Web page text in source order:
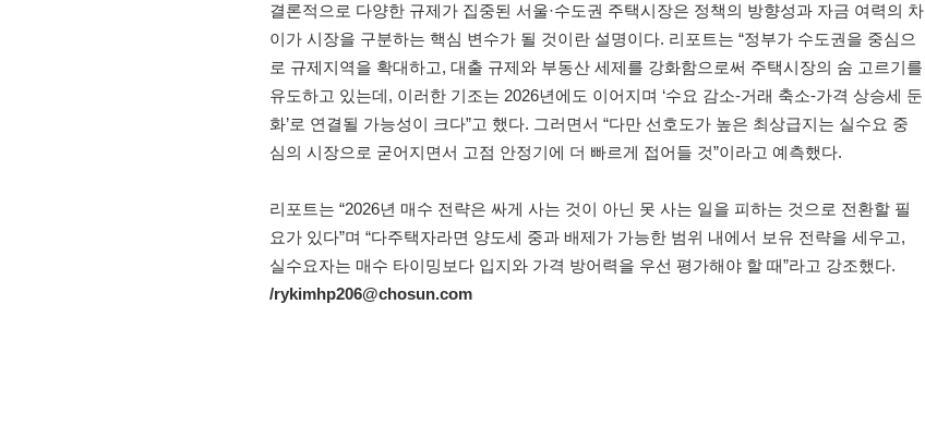
결론적으로 다양한 규제가 집중된 서울·수도권 주택시장은 정책의 방향성과 자금 여력의 차
이가 시장을 구분하는 핵심 변수가 될 것이란 설명이다. 리포트는 “정부가 수도권을 중심으
로 규제지역을 확대하고, 대출 규제와 부동산 세제를 강화함으로써 주택시장의 숨 고르기를
유도하고 있는데, 이러한 기조는 2026년에도 이어지며 ‘수요 감소-거래 축소-가격 상승세 둔
화’로 연결될 가능성이 크다”고 했다. 그러면서 “다만 선호도가 높은 최상급지는 실수요 중
심의 시장으로 굳어지면서 고점 안정기에 더 빠르게 접어들 것”이라고 예측했다.
리포트는 “2026년 매수 전략은 싸게 사는 것이 아닌 못 사는 일을 피하는 것으로 전환할 필
요가 있다”며 “다주택자라면 양도세 중과 배제가 가능한 범위 내에서 보유 전략을 세우고,
실수요자는 매수 타이밍보다 입지와 가격 방어력을 우선 평가해야 할 때”라고 강조했다.
/rykimhp206@chosun.com